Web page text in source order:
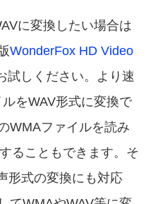
に変換したい場合は
WonderFox HD Video
試しください。より速
をWAV形式に変換で
WMAファイルを読み
ることもできます。そ
形式の変換にも対応